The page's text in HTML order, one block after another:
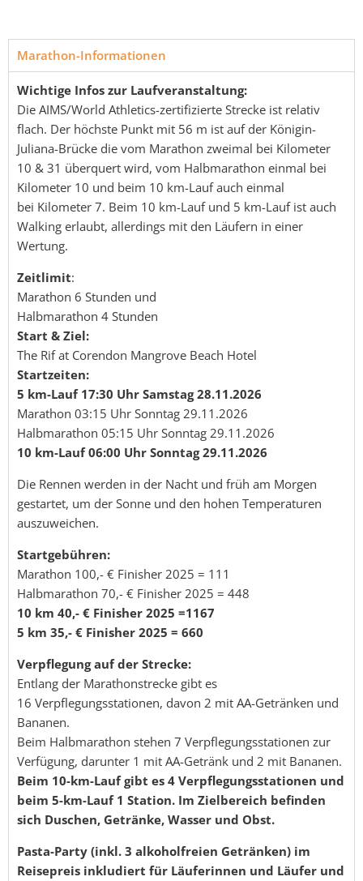
Marathon-Informationen
Wichtige Infos zur Laufveranstaltung:
Die AIMS/World Athletics-zertifizierte Strecke ist relativ
flach. Der höchste Punkt mit 56 m ist auf der Königin-
Juliana-Brücke die vom Marathon zweimal bei Kilometer
10 & 31 überquert wird, vom Halbmarathon einmal bei
Kilometer 10 und beim 10 km-Lauf auch einmal
bei Kilometer 7. Beim 10 km-Lauf und 5 km-Lauf ist auch
Walking erlaubt, allerdings mit den Läufern in einer
Wertung.
Zeitlimit:
Marathon 6 Stunden und
Halbmarathon 4 Stunden
Start & Ziel:
The Rif at Corendon Mangrove Beach Hotel
Startzeiten:
5 km-Lauf 17:30 Uhr Samstag 28.11.2026
Marathon 03:15 Uhr Sonntag 29.11.2026
Halbmarathon 05:15 Uhr Sonntag 29.11.2026
10 km-Lauf 06:00 Uhr Sonntag 29.11.2026
Die Rennen werden in der Nacht und früh am Morgen
gestartet, um der Sonne und den hohen Temperaturen
auszuweichen.
Startgebühren:
Marathon 100,- € Finisher 2025 = 111
Halbmarathon 70,- € Finisher 2025 = 448
10 km 40,- € Finisher 2025 =1167
5 km 35,- € Finisher 2025 = 660
Verpflegung auf der Strecke:
Entlang der Marathonstrecke gibt es
16 Verpflegungsstationen, davon 2 mit AA-Getränken und
Bananen.
Beim Halbmarathon stehen 7 Verpflegungsstationen zur
Verfügung, darunter 1 mit AA-Getränk und 2 mit Bananen.
Beim 10-km-Lauf gibt es 4 Verpflegungsstationen und
beim 5-km-Lauf 1 Station. Im Zielbereich befinden
sich Duschen, Getränke, Wasser und Obst.
Pasta-Party (inkl. 3 alkoholfreien Getränken) im
Reisepreis inkludiert für Läuferinnen und Läufer und